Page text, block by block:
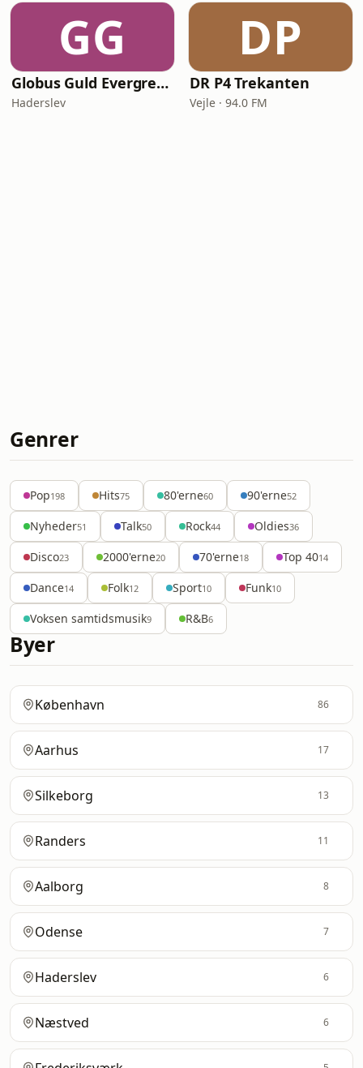
GG
Globus Guld Evergreens
Haderslev
DP
DR P4 Trekanten
Vejle · 94.0 FM
Genrer
Pop198 Hits75 80'erne60 90'erne52
Nyheder51 Talk50 Rock44 Oldies36
Disco23 2000'erne20 70'erne18 Top 4014
Dance14 Folk12 Sport10 Funk10
Voksen samtidsmusik9 R&B6
Byer
København 86
Aarhus 17
Silkeborg 13
Randers 11
Aalborg 8
Odense 7
Haderslev 6
Næstved 6